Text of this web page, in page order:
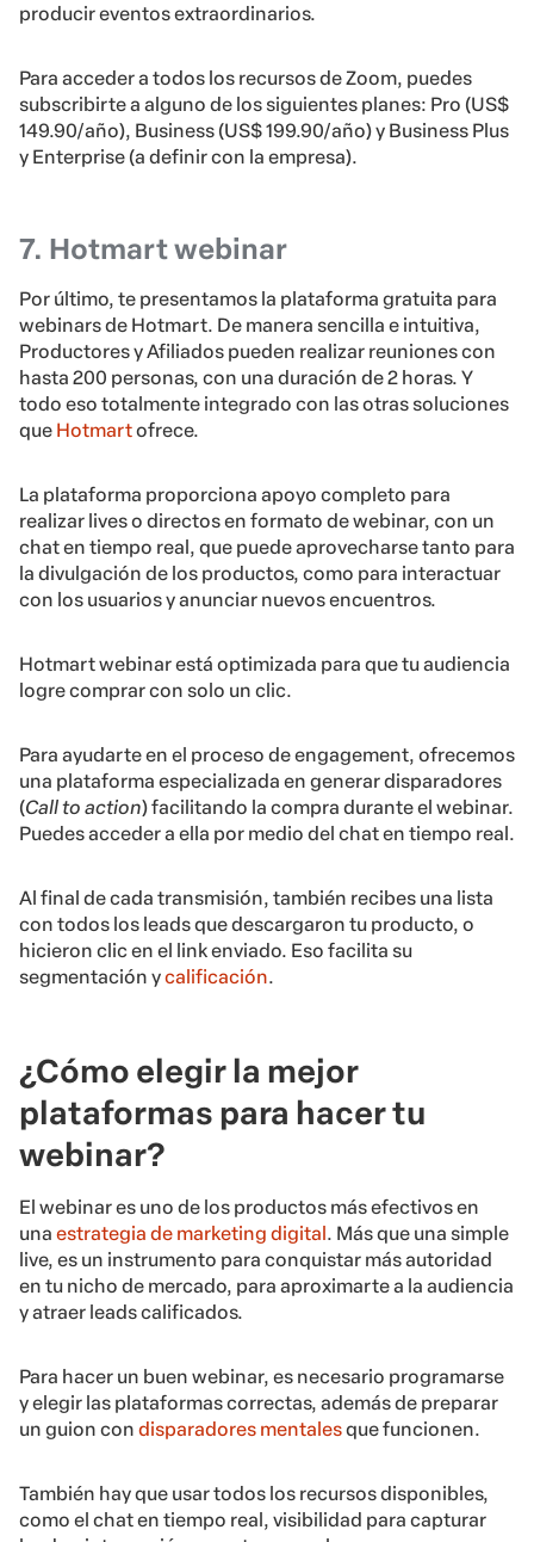
producir eventos extraordinarios.
Para acceder a todos los recursos de Zoom, puedes
subscribirte a alguno de los siguientes planes: Pro (US$
149.90/año), Business (US$ 199.90/año) y Business Plus
y Enterprise (a definir con la empresa).
7. Hotmart webinar
Por último, te presentamos la plataforma gratuita para
webinars de Hotmart. De manera sencilla e intuitiva,
Productores y Afiliados pueden realizar reuniones con
hasta 200 personas, con una duración de 2 horas. Y
todo eso totalmente integrado con las otrassoluciones
que Hotmartofrece.
La plataforma proporciona apoyo completo para
realizar lives o directos en formato de webinar, con un
chat en tiempo real, que puede aprovecharse tanto para
la divulgación de los productos, como para interactuar
con los usuarios y anunciar nuevos encuentros.
Hotmart webinar está optimizada para que tu audiencia
logre comprar con solo un clic.
Para ayudarte en el proceso de engagement, ofrecemos
una plataforma especializada en generar disparadores
(Call to action) facilitando la compra durante el webinar.
Puedes acceder a ella por medio del chat en tiempo real.
Al final de cada transmisión, también recibes una lista
con todos los leads que descargaron tu producto, o
hicieron clic en el link enviado. Eso facilita su
segmentación ycalificación.
¿Cómo elegir la mejor
plataformas para hacer tu
webinar?
El webinar es uno de los productos más efectivos en
una estrategia de marketing digital. Más que una simple
live, es un instrumento para conquistar más autoridad
en tu nicho de mercado, para aproximarte a la audiencia
y atraer leads calificados.
Para hacer un buen webinar, es necesario programarse
y elegir las plataformas correctas, además de preparar
un guion con disparadores mentalesque funcionen.
También hay que usar todos los recursos disponibles,
como el chat en tiempo real, visibilidad para capturar